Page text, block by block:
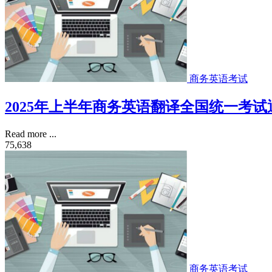
商务英语考试
2025年上半年商务英语翻译全国统一考试
Read more ...
75,638
商务英语考试